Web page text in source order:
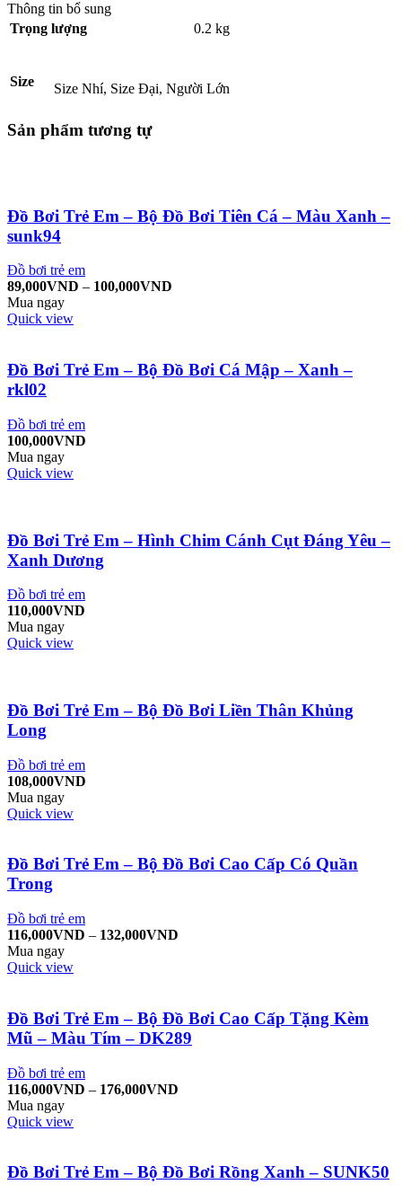
Thông tin bổ sung
Trọng lượng
0.2 kg
Size Size Nhí, Size Đại, Người Lớn
Sản phẩm tương tự
Đồ Bơi Trẻ Em – Bộ Đồ Bơi Tiên Cá – Màu Xanh –
sunk94
Đồ bơi trẻ em
89,000VND – 100,000VND
Mua ngay
Quick view
Đồ Bơi Trẻ Em – Bộ Đồ Bơi Cá Mập – Xanh –
rkl02
Đồ bơi trẻ em
100,000VND
Mua ngay
Quick view
Đồ Bơi Trẻ Em – Hình Chim Cánh Cụt Đáng Yêu –
Xanh Dương
Đồ bơi trẻ em
110,000VND
Mua ngay
Quick view
Đồ Bơi Trẻ Em – Bộ Đồ Bơi Liền Thân Khủng
Long
Đồ bơi trẻ em
108,000VND
Mua ngay
Quick view
Đồ Bơi Trẻ Em – Bộ Đồ Bơi Cao Cấp Có Quần
Trong
Đồ bơi trẻ em
116,000VND – 132,000VND
Mua ngay
Quick view
Đồ Bơi Trẻ Em – Bộ Đồ Bơi Cao Cấp Tặng Kèm
Mũ – Màu Tím – DK289
Đồ bơi trẻ em
116,000VND – 176,000VND
Mua ngay
Quick view
Đồ Bơi Trẻ Em – Bộ Đồ Bơi Rồng Xanh – SUNK50